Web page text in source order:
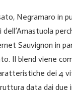
Negramaro in
Sauvignon in
Il blend viene
dei 4
data dai due